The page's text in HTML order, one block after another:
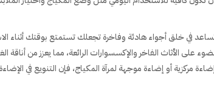
في خلق أجواء هادئة وفاخرة تجعلك تستمتع بوقتك أثناء
على الأثاث الفاخر والإكسسوارات الرائعة، مما يعزز من أناقة
مركزية أو إضاءة موجهة لمرآة المكياج، فإن التنويع في